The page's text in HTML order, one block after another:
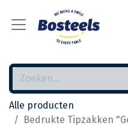
Alle producten
Bedrukte Tipzakken